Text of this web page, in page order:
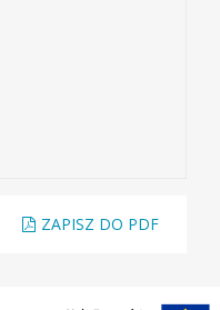
ZAPISZ DO PDF